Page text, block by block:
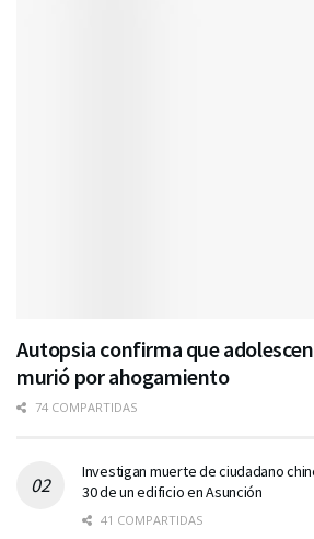
Autopsia confirma que
murió por ahogamiento
74 COMPARTIDAS
Investigan muerte de ciudadano
30 de un edificio en Asunción
41 COMPARTIDAS